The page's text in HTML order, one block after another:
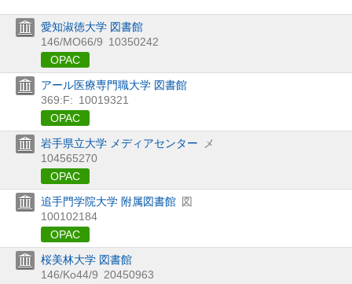
愛知淑徳大学 図書館
146/MO66/9 10350242
OPAC
アール医療専門職大学 図書館
369:F: 10019321
OPAC
岩手県立大学 メディアセンター
メ
104565270
OPAC
追手門学院大学 附属図書館 図
100102184
OPAC
桜美林大学 図書館
146/Ko44/9 20450963